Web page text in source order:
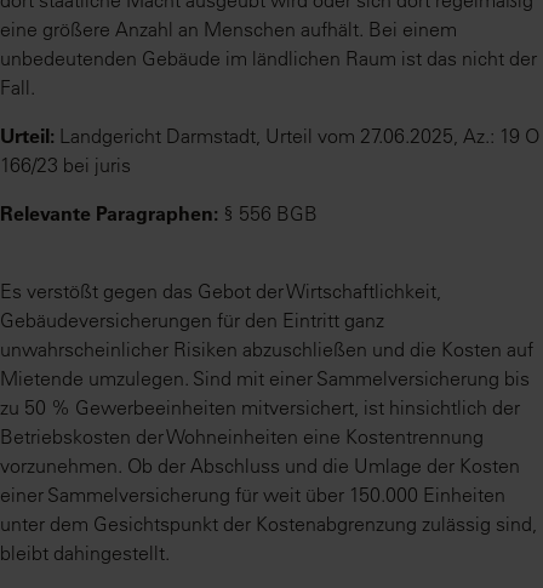
eine größere Anzahl an Menschen aufhält. Bei einem
unbedeutenden Gebäude im ländlichen Raum ist das nicht der
Fall.
Urteil: Landgericht Darmstadt, Urteil vom 27.06.2025, Az.: 19 O
166/23 bei juris
Relevante Paragraphen: § 556 BGB
Es verstößt gegen das Gebot der Wirtschaftlichkeit,
Gebäudeversicherungen für den Eintritt ganz
unwahrscheinlicher Risiken abzuschließen und die Kosten auf
Mietende umzulegen. Sind mit einer Sammelversicherung bis
zu 50 % Gewerbeeinheiten mitversichert, ist hinsichtlich der
Betriebskosten der Wohneinheiten eine Kostentrennung
vorzunehmen. Ob der Abschluss und die Umlage der Kosten
einer Sammelversicherung für weit über 150.000 Einheiten
unter dem Gesichtspunkt der Kostenabgrenzung zulässig sind,
bleibt dahingestellt.